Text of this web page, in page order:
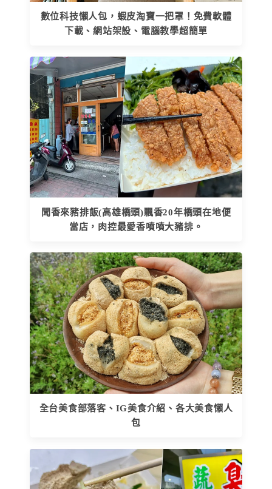
數位科技懶人包，蝦皮淘寶一把罩！免費軟體
下載、網站架設、電腦教學超簡單
聞香來豬排飯(高雄橋頭)飄香20年橋頭在地便
當店，肉控最愛香噴噴大豬排。
全台美食部落客、IG美食介紹、各大美食懶人
包